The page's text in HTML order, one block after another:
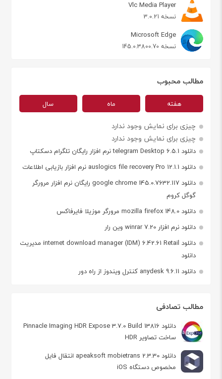
Vlc Media Player
نسخه 3.0.21
Microsoft Edge
نسخه 145.0.3800.70
مطالب محبوب
هفته ماه سال
چیزی برای نمایش وجود ندارد
چیزی برای نمایش وجود ندارد
دانلود telegram Desktop 6.5.1 نرم افزار رایگان تلگرام دسکتاپ
دانلود auslogics file recovery Pro 12.1.1 نرم افزار بازیابی اطلاعات
دانلود google chrome 145.0.7632.117 رایگان نرم افزار مرورگر
گوگل کروم
دانلود mozilla firefox 148.0 مرورگر موزیلا فایرفاکس
دانلود نرم افزار winrar 7.20 وین رار
دانلود internet download manager (IDM) 6.42.61 Retail مدیریت
دانلود
دانلود anydesk 9.6.11 کنترل ویندوز از راه دور
مطالب تصادفی
دانلود Pinnacle Imaging HDR Expose 3.7.0 Build 13816
ساخت تصاویر HDR
دانلود apeaksoft mobietrans 2.3.30 انتقال فایل
مخصوص دستگاه‌ iOS